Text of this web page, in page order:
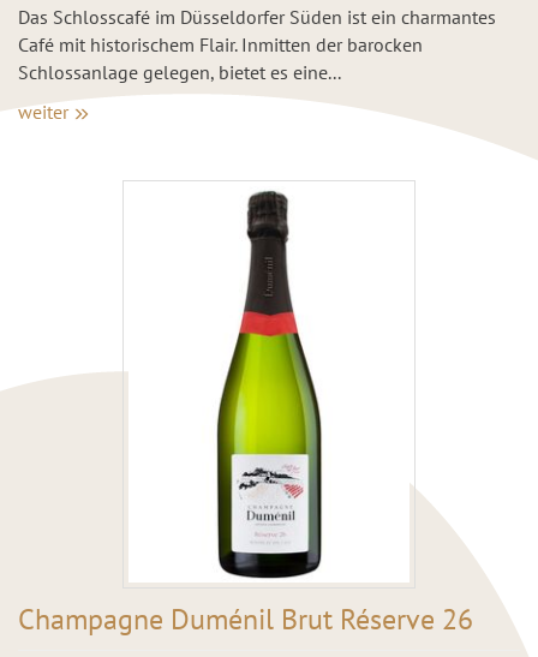
Das Schlosscafé im Düsseldorfer Süden ist ein charmantes
Café mit historischem Flair. Inmitten der barocken
Schlossanlage gelegen, bietet es eine...
weiter
Champagne Duménil Brut Réserve 26